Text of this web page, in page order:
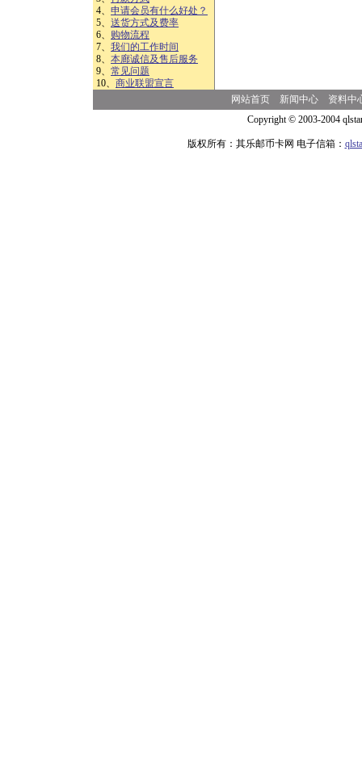
4、 申请会员有什么好处？
5、 送货方式及费率
6、 购物流程
7、 我们的工作时间
8、 本廊诚信及售后服务
9、 常见问题
10、 商业联盟宣言
网站首页 新闻中心
资料中
Copyright © 2003-2004
版权所有：其乐邮币卡网 电子信箱：